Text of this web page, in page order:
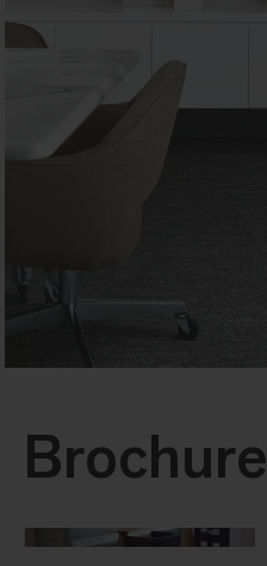
Brochure